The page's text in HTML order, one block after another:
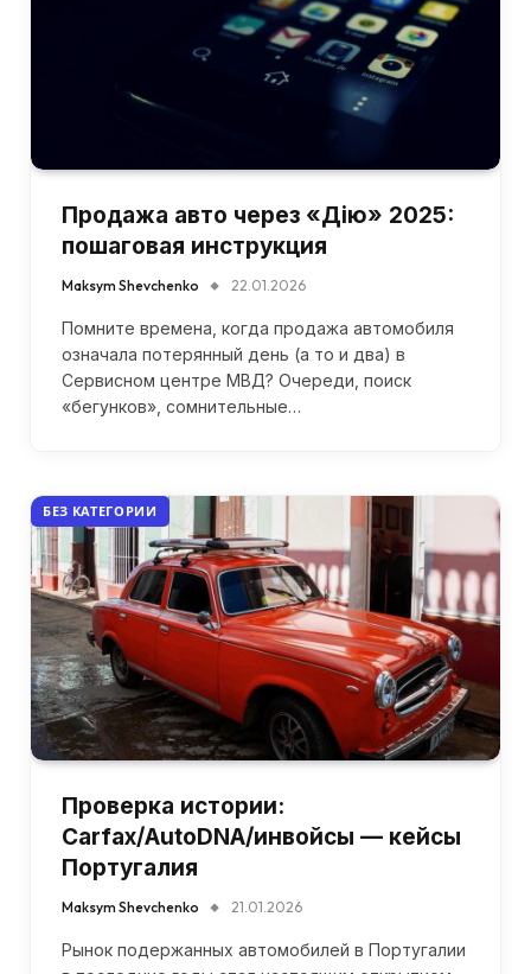
Продажа авто через «Дію» 2025:
пошаговая инструкция
Maksym Shevchenko 22.01.2026
Помните времена, когда продажа автомобиля
означала потерянный день (а то и два) в
Сервисном центре МВД? Очереди, поиск
«бегунков», сомнительные…
БЕЗ КАТЕГОРИИ
Проверка истории:
Carfax/AutoDNA/инвойсы — кейсы
Португалия
Maksym Shevchenko 21.01.2026
Рынок подержанных автомобилей в Португалии